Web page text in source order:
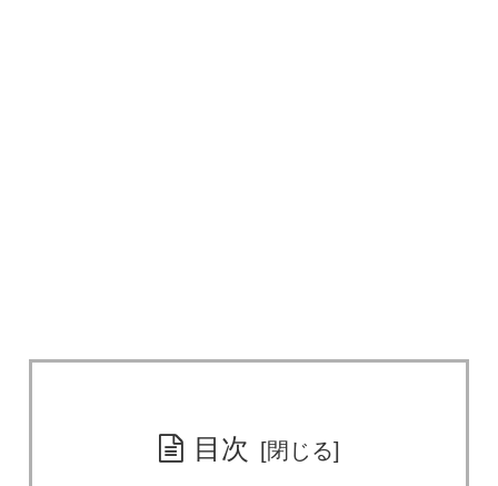
目次